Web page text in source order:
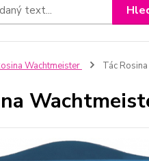
Wachtmeister Tác